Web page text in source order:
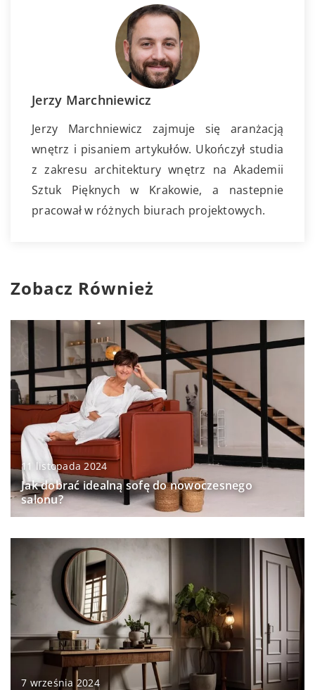
Jerzy Marchniewicz
Jerzy Marchniewicz zajmuje się aranżacją
wnętrz i pisaniem artykułów. Ukończył studia
z zakresu architektury wnętrz na Akademii
Sztuk Pięknych w Krakowie, a nastepnie
pracował w różnych biurach projektowych.
Zobacz Również
11 listopada 2024
Jak dobrać idealną sofę do nowoczesnego
salonu?
7 września 2024